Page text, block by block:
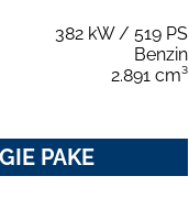
382 kW / 519 PS
Benzin
2.891 cm³
PAKE